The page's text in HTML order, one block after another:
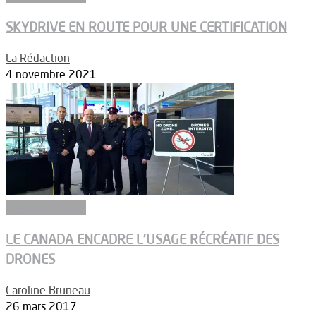
SKYDRIVE EN ROUTE POUR UNE CERTIFICATION
La Rédaction -
4 novembre 2021
LE CANADA ENCADRE L’USAGE RÉCRÉATIF DES
DRONES
Caroline Bruneau -
26 mars 2017